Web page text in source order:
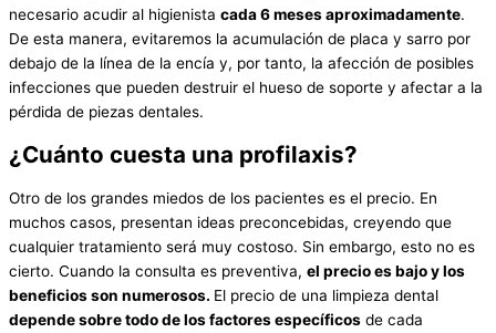
necesario acudir al higienista cada 6 meses aproximadamente.
De esta manera, evitaremos la acumulación de placa y sarro por
debajo de la línea de la encía y, por tanto, la afección de posibles
infecciones que pueden destruir el hueso de soporte y afectar a la
pérdida de piezas dentales.
¿Cuánto cuesta una profilaxis?
Otro de los grandes miedos de los pacientes es el precio. En
muchos casos, presentan ideas preconcebidas, creyendo que
cualquier tratamiento será muy costoso. Sin embargo, esto no es
cierto. Cuando la consulta es preventiva, el precio es bajo y los
beneficios son numerosos. El precio de una limpieza dental
depende sobre todo de los factores específicos de cada